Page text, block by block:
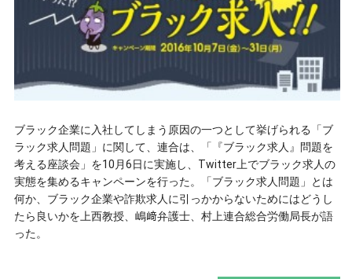
ブラック企業に入社してしまう原因の一つとして挙げられる「ブ
ラック求人問題」に関して、連合は、「『ブラック求人』問題を
考える座談会」を10月6日に実施し、Twitter上でブラック求人の
実態を集めるキャンペーンを行った。「ブラック求人問題」とは
何か、ブラック企業や詐欺求人に引っかからないためにはどうし
たら良いかを上西教授、嶋﨑弁護士、村上連合総合労働局長が語
った。